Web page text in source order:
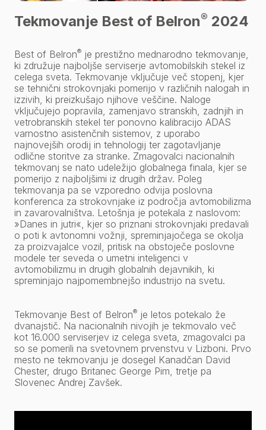
Tekmovanje Best of Belron® 2024
Best of Belron® je prestižno mednarodno tekmovanje,
ki združuje najboljše serviserje avtomobilskih stekel iz
celega sveta. Tekmovanje vključuje več stopenj, kjer
se tehnični strokovnjaki pomerijo v različnih nalogah in
izzivih, ki preizkušajo njihove veščine. Naloge
vključujejo popravila, zamenjavo stranskih, zadnjih in
vetrobranskih stekel ter ponovno kalibracijo ADAS
varnostno asistenčnih sistemov, z uporabo
najnovejših orodij in tehnologij ter zagotavljanje
odlične storitve za stranke. Zmagovalci nacionalnih
tekmovanj se nato udeležijo globalnega finala, kjer se
pomerijo z najboljšimi iz drugih držav. Poleg
tekmovanja pa se vzporedno odvija poslovna
konferenca za strokovnjake iz področja avtomobilizma
in zavarovalništva. Letošnja je potekala z naslovom:
»Danes in jutri«, kjer so priznani strokovnjaki predavali
o poti k avtonomni vožnji, spreminjajočega se okolja
za proizvajalce vozil, pritisk na obstoječe poslovne
modele ter seveda o umetni inteligenci v
avtomobilizmu in drugih globalnih dejavnikih, ki
spreminjajo najpomembnejšo industrijo na svetu.
Tekmovanje Best of Belron® je letos potekalo že
dvanajstič. Na nacionalnih nivojih je tekmovalo več
kot 16.000 serviserjev iz celega sveta, zmagovalci pa
so se pomerili na svetovnem prvenstvu v Lizboni. Prvo
mesto ne tekmovanju je dosegel Kanadčan David
Chester, drugo Britanec George Pim, tretje pa
Slovenec Andrej Zavšek.